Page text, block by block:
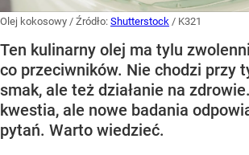
Olej kokosowy / Źródło: Shutterstock / K321
Ten kulinarny olej ma tylu
co przeciwników. Nie chodzi przy
smak, ale też działanie na
kwestia, ale nowe badania
pytań. Warto wiedzieć.